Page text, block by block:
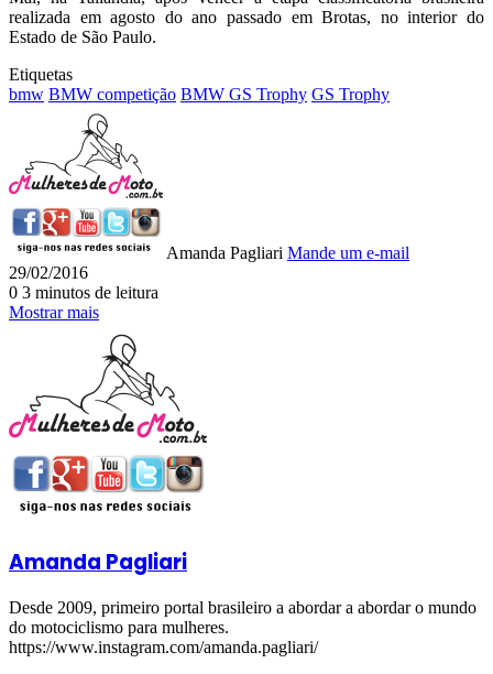
realizada em agosto do ano passado em Brotas, no interior do
Estado de São Paulo.
Etiquetas
bmw BMW competição BMW GS Trophy GS Trophy
Amanda Pagliari Mande um e-mail
29/02/2016
0 3 minutos de leitura
Mostrar mais
Amanda Pagliari
Desde 2009, primeiro portal brasileiro a abordar a abordar o mundo
do motociclismo para mulheres.
https://www.instagram.com/amanda.pagliari/